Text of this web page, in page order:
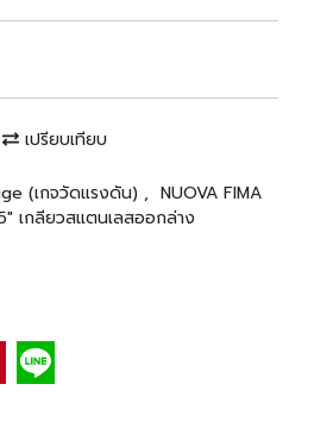
เปรียบเทียบ
(เกจวัดแรงดัน) , NUOVA FIMA
เกลียวสแตนเลสออกล่าง